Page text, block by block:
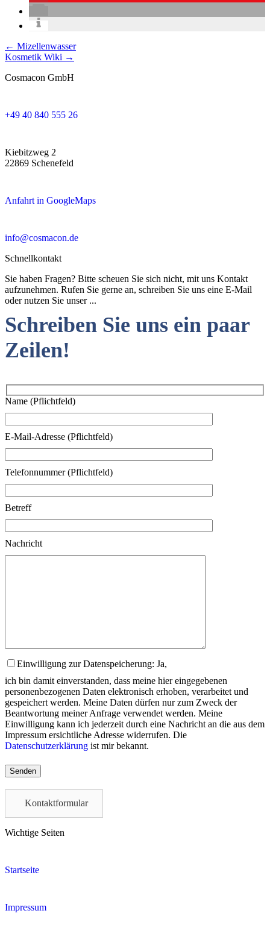
Posts
navigation
← Mizellenwasser
Kosmetik Wiki →
Cosmacon GmbH
+49 40 840 555 26
Kiebitzweg 2
22869 Schenefeld
Anfahrt in GoogleMaps
info@cosmacon.de
Schnellkontakt
Sie haben Fragen? Bitte scheuen Sie sich nicht, mit uns Kontakt
aufzunehmen. Rufen Sie gerne an, schreiben Sie uns eine E-Mail
oder nutzen Sie unser ...
Schreiben Sie uns ein paar
Zeilen!
Name (Pflichtfeld)
E-Mail-Adresse (Pflichtfeld)
Telefonnummer (Pflichtfeld)
Betreff
Nachricht
Einwilligung zur Datenspeicherung: Ja,
ich bin damit einverstanden, dass meine hier eingegebenen
personenbezogenen Daten elektronisch erhoben, verarbeitet und
gespeichert werden. Meine Daten dürfen nur zum Zweck der
Beantwortung meiner Anfrage verwendet werden. Meine
Einwilligung kann ich jederzeit durch eine Nachricht an die aus dem
Impressum ersichtliche Adresse widerrufen. Die
Datenschutzerklärung ist mir bekannt.
Please
leave
empty.Kontaktformular
Wichtige Seiten
Startseite
Impressum